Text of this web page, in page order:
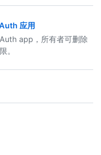
应用
app，所有者可删除
。